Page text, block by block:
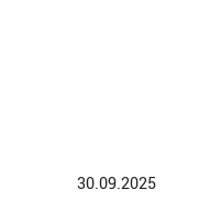
30.09.2025